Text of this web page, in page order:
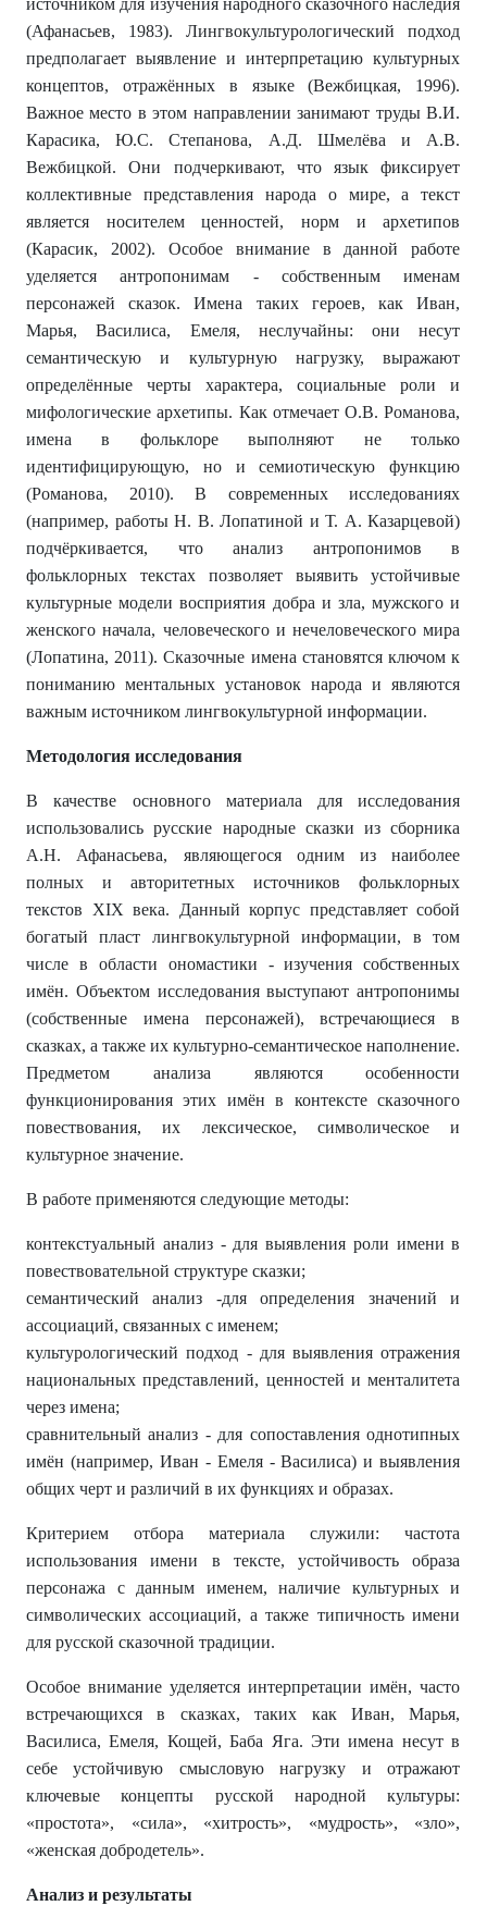
источником для изучения народного сказочного наследия
(Афанасьев, 1983). Лингвокультурологический подход
предполагает выявление и интерпретацию культурных
концептов, отражённых в языке (Вежбицкая, 1996).
Важное место в этом направлении занимают труды В.И.
Карасика, Ю.С. Степанова, А.Д. Шмелёва и А.В.
Вежбицкой. Они подчеркивают, что язык фиксирует
коллективные представления народа о мире, а текст
является носителем ценностей, норм и архетипов
(Карасик, 2002). Особое внимание в данной работе
уделяется антропонимам - собственным именам
персонажей сказок. Имена таких героев, как Иван,
Марья, Василиса, Емеля, неслучайны: они несут
семантическую и культурную нагрузку, выражают
определённые черты характера, социальные роли и
мифологические архетипы. Как отмечает О.В. Романова,
имена в фольклоре выполняют не только
идентифицирующую, но и семиотическую функцию
(Романова, 2010). В современных исследованиях
(например, работы Н. В. Лопатиной и Т. А. Казарцевой)
подчёркивается, что анализ антропонимов в
фольклорных текстах позволяет выявить устойчивые
культурные модели восприятия добра и зла, мужского и
женского начала, человеческого и нечеловеческого мира
(Лопатина, 2011). Сказочные имена становятся ключом к
пониманию ментальных установок народа и являются
важным источником лингвокультурной информации.
Методология исследования
В качестве основного материала для исследования
использовались русские народные сказки из сборника
А.Н. Афанасьева, являющегося одним из наиболее
полных и авторитетных источников фольклорных
текстов XIX века. Данный корпус представляет собой
богатый пласт лингвокультурной информации, в том
числе в области ономастики - изучения собственных
имён. Объектом исследования выступают антропонимы
(собственные имена персонажей), встречающиеся в
сказках, а также их культурно-семантическое наполнение.
Предметом анализа являются особенности
функционирования этих имён в контексте сказочного
повествования, их лексическое, символическое и
культурное значение.
В работе применяются следующие методы:
контекстуальный анализ - для выявления роли имени в
повествовательной структуре сказки;
семантический анализ -для определения значений и
ассоциаций, связанных с именем;
культурологический подход - для выявления отражения
национальных представлений, ценностей и менталитета
через имена;
сравнительный анализ - для сопоставления однотипных
имён (например, Иван - Емеля - Василиса) и выявления
общих черт и различий в их функциях и образах.
Критерием отбора материала служили: частота
использования имени в тексте, устойчивость образа
персонажа с данным именем, наличие культурных и
символических ассоциаций, а также типичность имени
для русской сказочной традиции.
Особое внимание уделяется интерпретации имён, часто
встречающихся в сказках, таких как Иван, Марья,
Василиса, Емеля, Кощей, Баба Яга. Эти имена несут в
себе устойчивую смысловую нагрузку и отражают
ключевые концепты русской народной культуры:
«простота», «сила», «хитрость», «мудрость», «зло»,
«женская добродетель».
Анализ и результаты